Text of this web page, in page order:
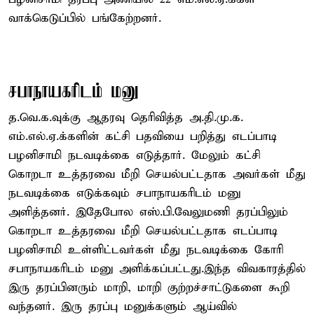
வாக்கெடுப்பில் பங்கேற்றனர்.
சபாநாயகரிடம் மனு
த.வெ.க.வுக்கு ஆதரவு தெரிவித்த அ.தி.மு.க.
எம்.எல்.ஏ.க்களின் கட்சி பதவியை பறித்து எடப்பாடி
பழனிசாமி நடவடிக்கை எடுத்தார். மேலும் கட்சி
கொறடா உத்தரவை மீறி செயல்பட்டதாக அவர்கள் மீது
நடவடிக்கை எடுக்கவும் சபாநாயகரிடம் மனு
அளித்தனர். இதேபோல எஸ்.பி.வேலுமணி தரப்பிலும்
கொறடா உத்தரவை மீறி செயல்பட்டதாக எடப்பாடி
பழனிசாமி உள்ளிட்டவர்கள் மீது நடவடிக்கை கோரி
சபாநாயகரிடம் மனு அளிக்கப்பட்டது.இந்த விவகாரத்தில்
இரு தரப்பினரும் மாறி, மாறி குற்றச்சாட்டுகளை கூறி
வந்தனர். இரு தரப்பு மனுக்களும் ஆய்வில்